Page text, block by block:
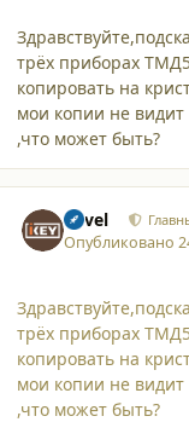
трёх приборах
копировать на
мои копии не
,что может быть?
Pavel
Опубликовано
трёх приборах
копировать на
мои копии не
,что может быть?